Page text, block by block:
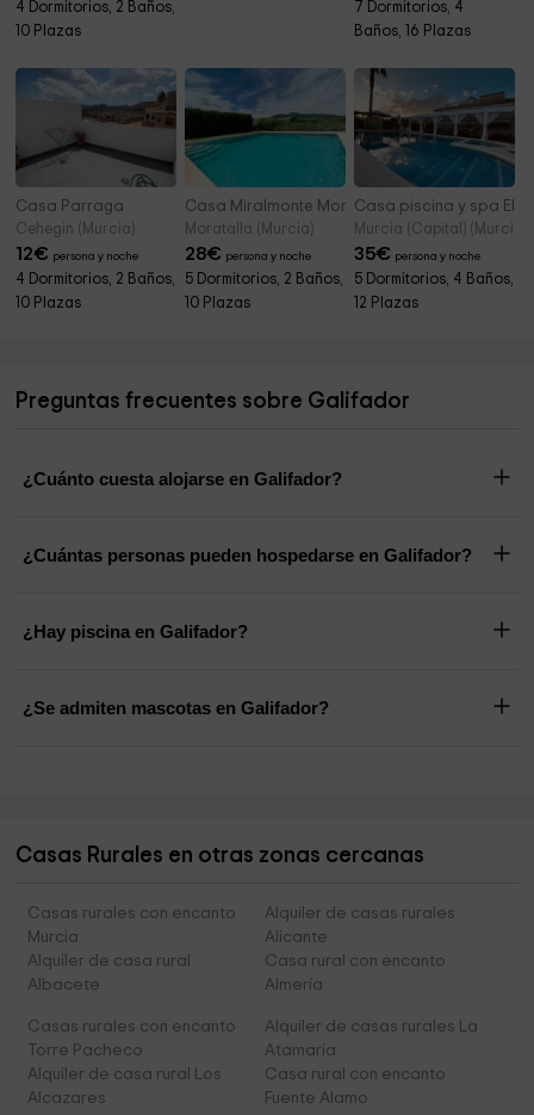
4 Dormitorios, 2 Baños,
10 Plazas
7 Dormitorios, 4
Baños, 16 Plazas
Casa Parraga
Cehegin (Murcia)
12€ persona y noche
4 Dormitorios, 2 Baños,
10 Plazas
Casa Miralmonte Moratalla
Moratalla (Murcia)
28€ persona y noche
5 Dormitorios, 2 Baños,
10 Plazas
Casa piscina y spa El
Murcia (Capital) (Murcia)
35€ persona y noche
5 Dormitorios, 4 Baños,
12 Plazas
Preguntas frecuentes sobre Galifador
¿Cuánto cuesta alojarse en Galifador?
¿Cuántas personas pueden hospedarse en Galifador?
¿Hay piscina en Galifador?
¿Se admiten mascotas en Galifador?
Casas Rurales en otras zonas cercanas
Casas rurales con encanto
Murcia
Alquiler de casas rurales
Alicante
Alquiler de casa rural
Albacete
Casa rural con encanto
Almería
Casas rurales con encanto
Torre Pacheco
Alquiler de casas rurales La
Atamaria
Alquiler de casa rural Los
Alcazares
Casa rural con encanto
Fuente Alamo